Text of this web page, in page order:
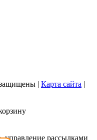
| Карта сайта |
управление рассылками